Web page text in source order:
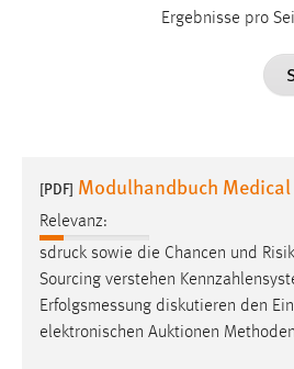
Ergebnisse pro
[PDF] Modulhandbuch
Relevanz:
sdruck sowie die Chancen und
Sourcing verstehen
Erfolgsmessung diskutieren den
elektronischen Auktionen
cookie_consent
Dieser Cookie speichert die
Performance
Name:
Zweck: